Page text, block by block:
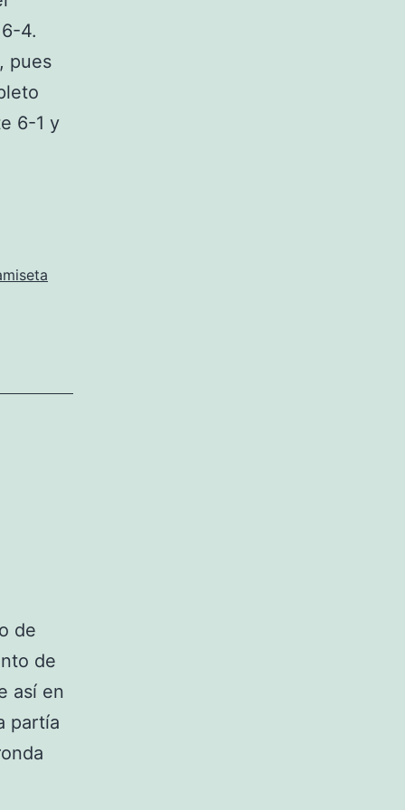
4.
pues
6-1 y
de
de
así en
partía